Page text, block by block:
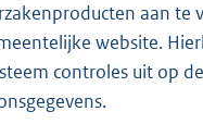
aan te
website.
controles uit op de